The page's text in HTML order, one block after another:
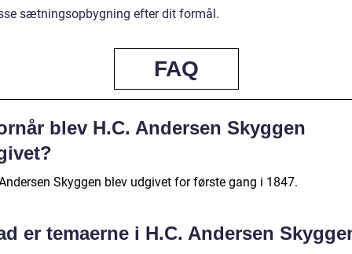
sætningsopbygning efter dit formål.
FAQ
blev H.C. Andersen Skyggen
Skyggen blev udgivet for første gang i 1847.
er temaerne i H.C. Andersen